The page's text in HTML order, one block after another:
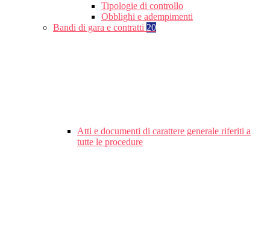
Tipologie di controllo
Obblighi e adempimenti
Bandi di gara e contratti 20
Atti e documenti di carattere generale riferiti a
tutte le procedure